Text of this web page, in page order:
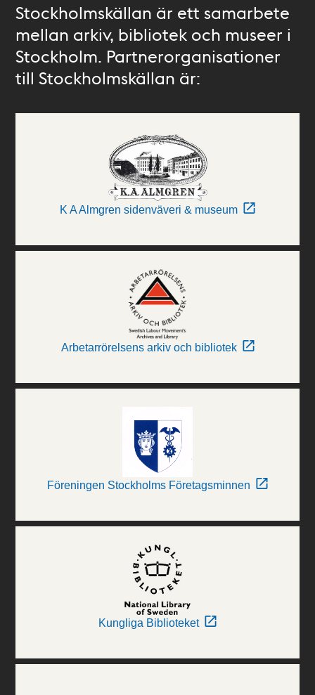
Stockholmskällan är ett samarbete
mellan arkiv, bibliotek och museer i
Stockholm. Partnerorganisationer
till Stockholmskällan är:
K A Almgren sidenväveri & museum
Arbetarrörelsens arkiv och bibliotek
Föreningen Stockholms Företagsminnen
Kungliga Biblioteket